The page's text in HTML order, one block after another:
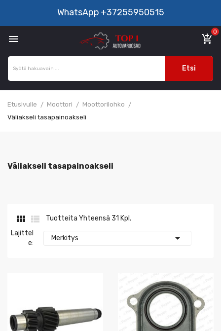
WhatsApp +37255950515
 add_shopping_cart
0
Etsi
Etusivulle Moottori
Moottorilohko
Väliakseli tasapainoakseli
Väliakseli tasapainoakseli
 
Tuotteita Yhteensä 31 Kpl.
Lajittel
E:
Merkitys 